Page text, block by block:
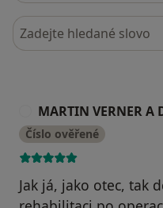
Hledejte v názorech
MARTIN VERNER A
Číslo ověřené
Jak já, jako otec, tak